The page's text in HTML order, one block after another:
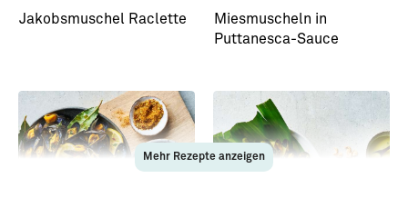
Jakobsmuschel Raclette
Miesmuscheln in
Puttanesca-Sauce
Mehr Rezepte anzeigen